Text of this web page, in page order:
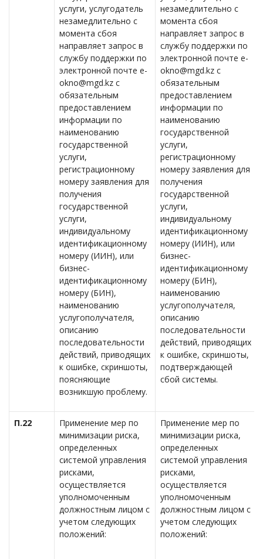
услуги, услугодатель
незамедлительно с
момента сбоя
направляет запрос в
службу поддержки по
электронной почте e-
okno@mgd.kz с
обязательным
предоставлением
информации по
наименованию
государственной
услуги,
регистрационному
номеру заявления для
получения
государственной
услуги,
индивидуальному
идентификационному
номеру (ИИН), или
бизнес-
идентификационному
номеру (БИН),
наименованию
услугополучателя,
описанию
последовательности
действий, приводящих
к ошибке, скриншоты,
поясняющие
возникшую проблему.
незамедлительно с
момента сбоя
направляет запрос в
службу поддержки по
электронной почте e-
okno@mgd.kz с
обязательным
предоставлением
информации по
наименованию
государственной
услуги,
регистрационному
номеру заявления для
получения
государственной
услуги,
индивидуальному
идентификационному
номеру (ИИН), или
бизнес-
идентификационному
номеру (БИН),
наименованию
услугополучателя,
описанию
последовательности
действий, приводящих
к ошибке, скриншоты,
подтверждающей
сбой системы.
П.22
Применение мер по
минимизации риска,
определенных
системой управления
рисками,
осуществляется
уполномоченным
должностным лицом с
учетом следующих
положений:
Применение мер по
минимизации риска,
определенных
системой управления
рисками,
осуществляется
уполномоченным
должностным лицом с
учетом следующих
положений: